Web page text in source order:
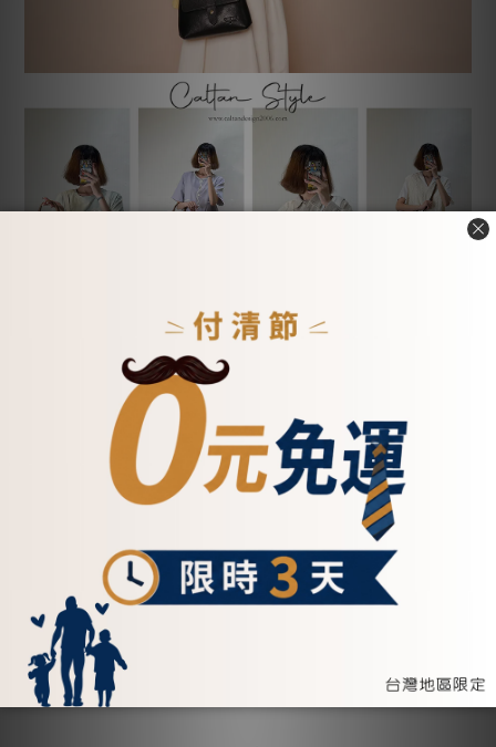
此品項不含帆布背帶，欲購買可
背帶 或在購物車頁面下方加購